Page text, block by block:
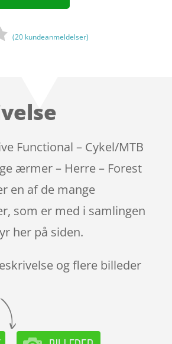
(20 kundeanmeldelser)
Functional – Cykel/MTB
ærmer – Herre – Forest
en af de mange
som er med i samlingen
her på siden.
og flere billeder